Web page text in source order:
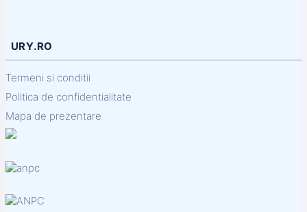
URY.RO
Termeni si conditii
Politica de confidentialitate
Mapa de prezentare